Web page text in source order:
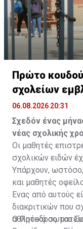
Πρώτο
σχολείων
ομάδων
06.08.2026 20:31
Σχεδόν ένας
νέας σχολικής
Οι μαθητές
σχολικών ειδών
Υπάρχουν,
και μαθητές
Ένας από αυτούς
διακριτικών που
αθλητικά
Ο Πρόεδρος του